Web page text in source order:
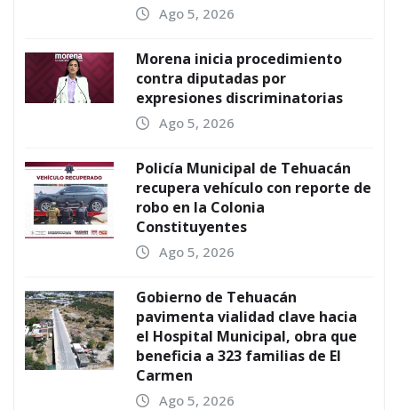
Ago 5, 2026
Morena inicia procedimiento
contra diputadas por
expresiones discriminatorias
Ago 5, 2026
Policía Municipal de Tehuacán
recupera vehículo con reporte de
robo en la Colonia
Constituyentes
Ago 5, 2026
Gobierno de Tehuacán
pavimenta vialidad clave hacia
el Hospital Municipal, obra que
beneficia a 323 familias de El
Carmen
Ago 5, 2026